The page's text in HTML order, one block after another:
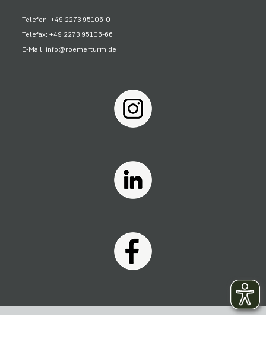
Telefon: +49 2273 95106-0
Telefax: +49 2273 95106-66
E-Mail: info@roemerturm.de